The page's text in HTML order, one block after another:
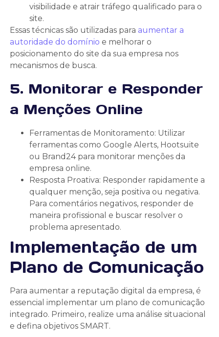
visibilidade e atrair tráfego qualificado para o
site.
Essas técnicas são utilizadas para aumentar a
autoridade do domínio e melhorar o
posicionamento do site da sua empresa nos
mecanismos de busca.
5. Monitorar e Responder
a Menções Online
Ferramentas de Monitoramento: Utilizar
ferramentas como Google Alerts, Hootsuite
ou Brand24 para monitorar menções da
empresa online.
Resposta Proativa: Responder rapidamente a
qualquer menção, seja positiva ou negativa.
Para comentários negativos, responder de
maneira profissional e buscar resolver o
problema apresentado.
Implementação de um
Plano de Comunicação
Para aumentar a reputação digital da empresa, é
essencial implementar um plano de comunicação
integrado. Primeiro, realize uma análise situacional
e defina objetivos SMART.